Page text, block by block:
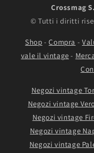
Crossmag
© Tutti i diritti
Shop -Compra -
vale il vintage -
Negozi vintage
Negozi vintage
Negozi vintage
Negozi vintage
Negozi vintage